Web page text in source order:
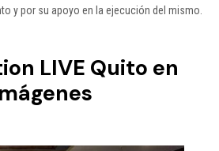
y por su apoyo en la ejecución del mismo.
LIVE Quito en